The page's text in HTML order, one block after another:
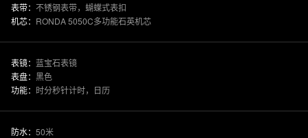
表带： 不锈钢表带，蝴蝶式表扣
机芯： RONDA 5050C多功能石英机芯
表镜： 蓝宝石表镜
表盘： 黑色
功能： 时分秒针计时，日历
防水： 50米